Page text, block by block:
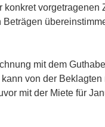
konkret
Beträgen
mit dem
von der
mit der Miete für